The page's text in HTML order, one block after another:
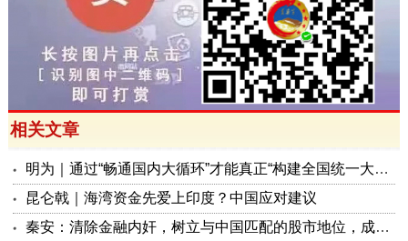
相关文章
明为｜通过“畅通国内大循环”才能真正“构建全国统一大市场”
昆仑戟｜海湾资金先爱上印度？中国应对建议
秦安：清除金融内奸，树立与中国匹配的股市地位，成为“金融诺亚方舟”